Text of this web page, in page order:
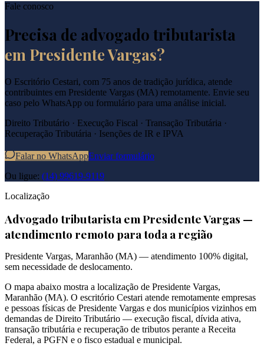
Fale conosco
Precisa de advogado tributarista
em Presidente Vargas?
O Escritório Cestari, com 75 anos de tradição jurídica, atende
contribuintes em Presidente Vargas (MA) remotamente. Envie seu
caso pelo WhatsApp ou formulário para uma análise inicial.
Direito Tributário · Execução Fiscal · Transação Tributária ·
Recuperação Tributária · Isenções de IR e IPVA
Falar no WhatsAppEnviar formulário
Ou ligue: (14) 99619-9119
Localização
Advogado tributarista emPresidente Vargas —
atendimento remoto para toda a região
Presidente Vargas, Maranhão (MA) — atendimento 100% digital,
sem necessidade de deslocamento.
O mapa abaixo mostra a localização de Presidente Vargas,
Maranhão (MA). O escritório Cestari atende remotamente empresas
e pessoas físicas de Presidente Vargas e dos municípios vizinhos em
demandas de Direito Tributário — execução fiscal, dívida ativa,
transação tributária e recuperação de tributos perante a Receita
Federal, a PGFN e o fisco estadual e municipal.